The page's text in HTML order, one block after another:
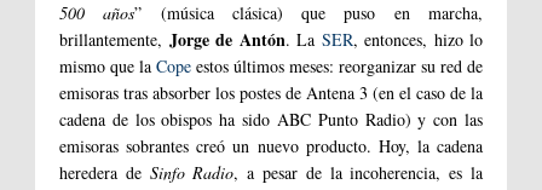
500 años” (música clásica) que puso en marcha,
brillantemente, Jorge de Antón. La SER, entonces, hizo lo
mismo que la Cope estos últimos meses: reorganizar su red de
emisoras tras absorber los postes de Antena 3 (en el caso de la
cadena de los obispos ha sido ABC Punto Radio) y con las
emisoras sobrantes creó un nuevo producto. Hoy, la cadena
heredera de Sinfo Radio, a pesar de la incoherencia, es la